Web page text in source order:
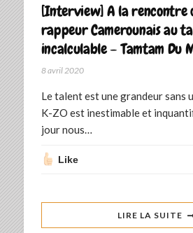
[Interview] A la rencontre
rappeur Camerounais au
incalculable – Tamtam Du
8 avril 2020
Le talent est une grandeur sans
K-ZO est inestimable et
jour nous…
Like
LIRE LA SUITE